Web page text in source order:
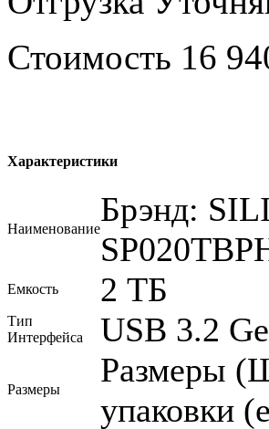
Стоимость 16
Характеристики
Наименование
Брэнд:
Емкость 2 ТБ
Тип
Интерфейса
USB 3.2
Размеры
Размеры
упаковки